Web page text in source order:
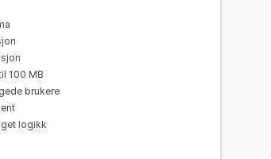
100 MB
brukere
logikk